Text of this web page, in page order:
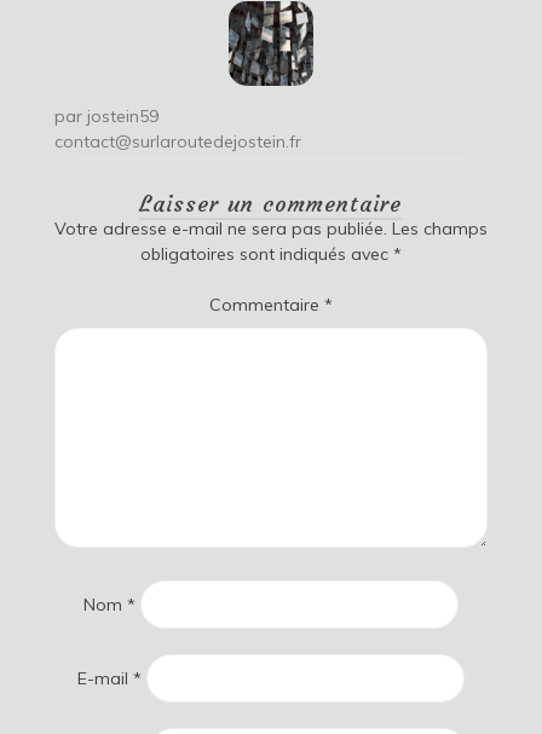
par jostein59
contact@surlaroutedejostein.fr
Laisser un commentaire
Votre adresse e-mail ne sera pas publiée. Les champs
obligatoires sont indiqués avec *
Commentaire *
Nom *
E-mail *